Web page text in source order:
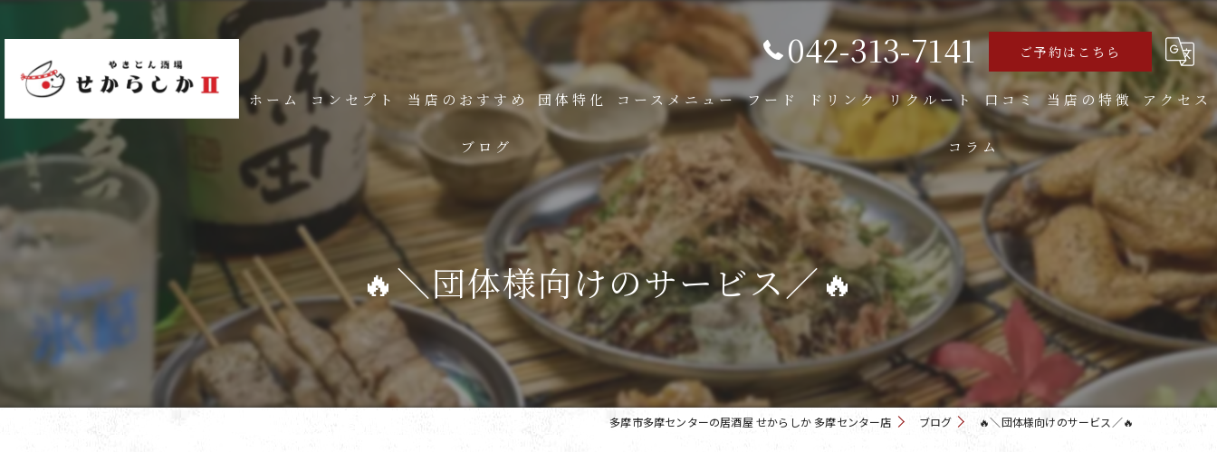
042-313-7141 ご予約はこちら
ホーム コンセプト 当店のおすすめ 団体特化 コースメニュー フード ドリンク リクルート 口コミ 当店の特徴
食べ飲み放題
焼き鳥
大人数
アクセス
ブログ コラム
🔥＼団体様向けのサービス／🔥
多摩市多摩センターの居酒屋 せからしか 多摩センター店 ブログ 🔥＼団体様向けのサービス／🔥